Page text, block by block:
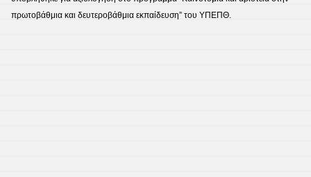
πρωτοβάθμια και δευτεροβάθμια εκπαίδευση” του ΥΠΕΠΘ.